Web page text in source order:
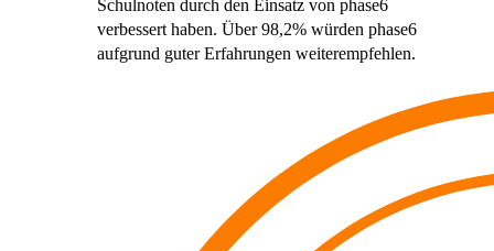
Schulnoten durch den Einsatz von phase6
verbessert haben. Über 98,2% würden phase6
aufgrund guter Erfahrungen weiterempfehlen.